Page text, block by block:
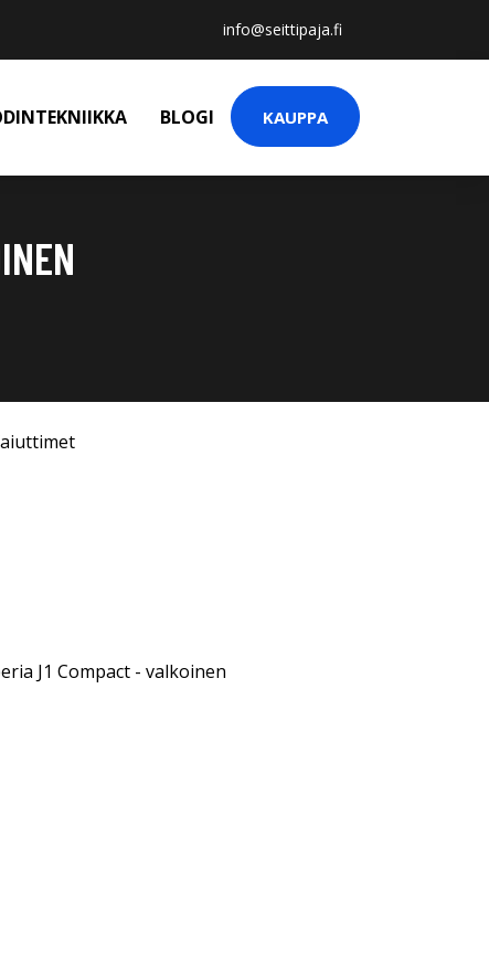
info@seittipaja.fi
BLOGI KAUPPA
J1 Compact - valkoinen